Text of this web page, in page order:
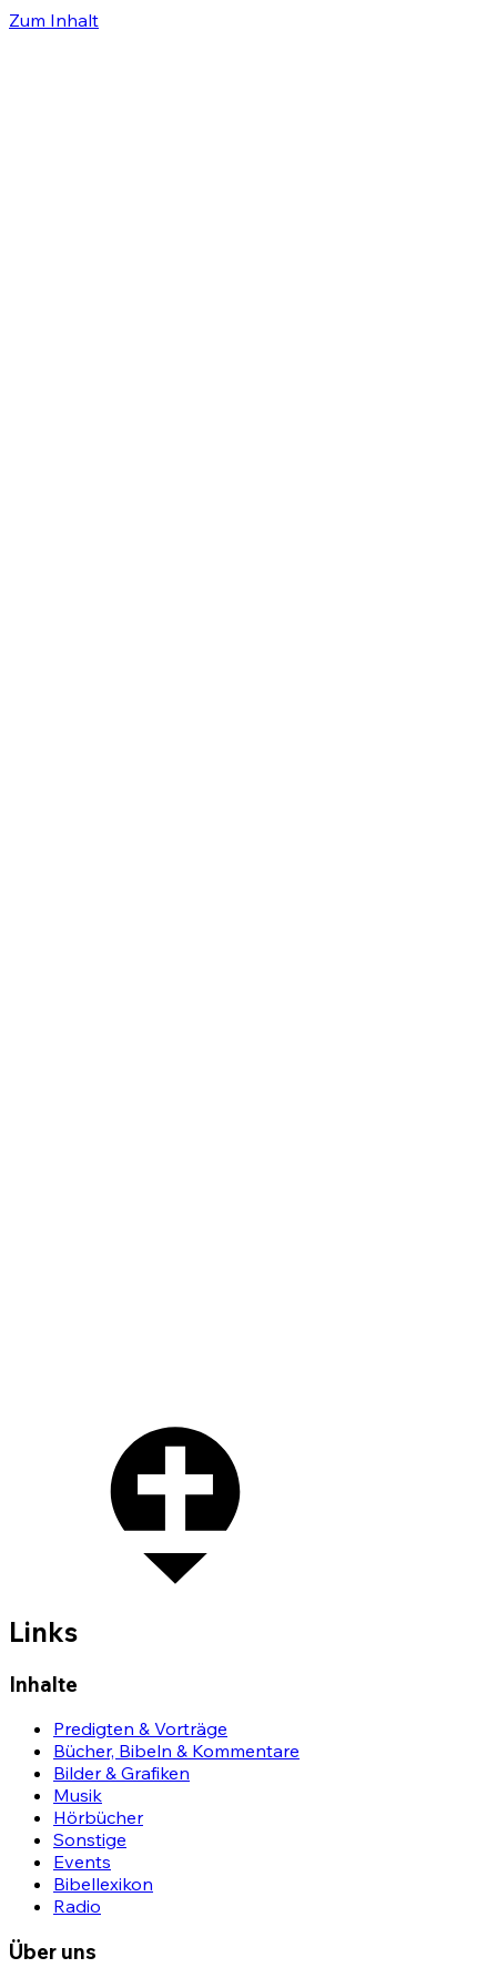
Zum Inhalt
Links
Inhalte
Predigten & Vorträge
Bücher, Bibeln & Kommentare
Bilder & Grafiken
Musik
Hörbücher
Sonstige
Events
Bibellexikon
Radio
Über uns